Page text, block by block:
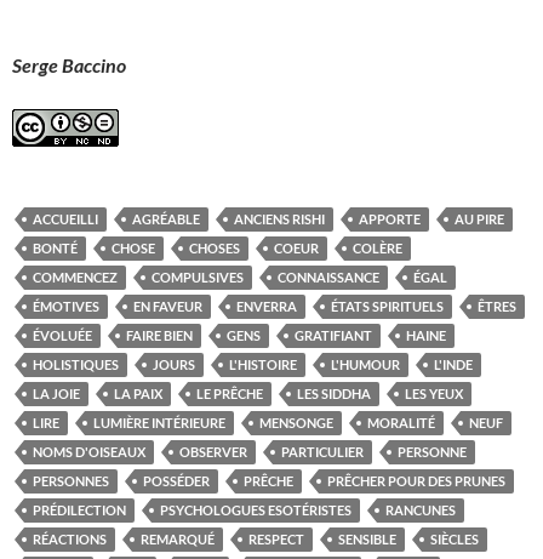
Serge Baccino
ACCUEILLI AGRÉABLE ANCIENS RISHI APPORTE
AU PIRE
BONTÉ
CHOSE CHOSES COEUR
COLÈRE
COMMENCEZ
COMPULSIVES CONNAISSANCE
ÉGAL
ÉMOTIVES
EN FAVEUR ENVERRA ÉTATS SPIRITUELS
ÊTRES
ÉVOLUÉE
FAIRE BIEN GENS GRATIFIANT
HAINE
HOLISTIQUES
JOURS L'HISTOIRE L'HUMOUR
L'INDE
LA JOIE
LA PAIX LE PRÊCHE LES SIDDHA
LES YEUX
LIRE
LUMIÈRE INTÉRIEURE MENSONGE MORALITÉ
NEUF
NOMS D'OISEAUX
OBSERVER PARTICULIER
PERSONNE
PERSONNES
POSSÉDER PRÊCHE
PRÊCHER POUR DES PRUNES
PRÉDILECTION
PSYCHOLOGUES ESOTÉRISTES
RANCUNES
RÉACTIONS
REMARQUÉ RESPECT SENSIBLE SIÈCLES